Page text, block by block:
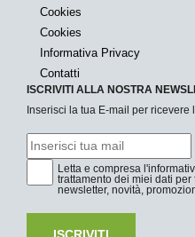
Cookies
Cookies
Informativa Privacy
Contatti
ISCRIVITI ALLA NOSTRA
Inserisci la tua E-mail per
Letta e compresa
trattamento dei miei dati
newsletter, novità,